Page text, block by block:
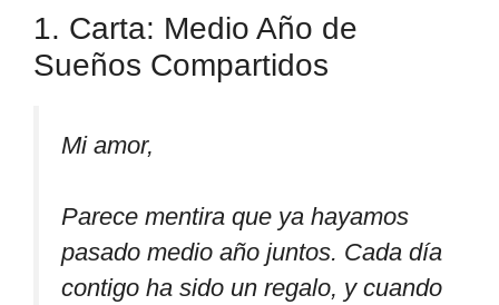
1. Carta: Medio Año de
Sueños Compartidos
Mi amor,
Parece mentira que ya hayamos
pasado medio año juntos. Cada día
contigo ha sido un regalo, y cuando